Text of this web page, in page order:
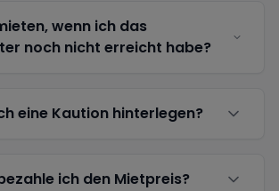
wenn ich das
noch nicht erreicht habe?
eine Kaution hinterlegen?
ich den Mietpreis?